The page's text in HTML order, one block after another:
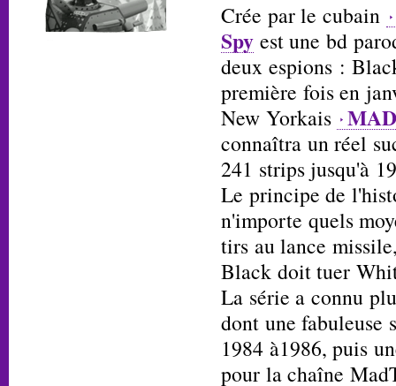
Crée par le cubain
Spy est une bd
deux espions :
première fois en
New Yorkais
connaîtra un réel
241 strips jusqu'à
Le principe de
n'importe quels
tirs au lance
Black doit tuer
La série a connu
dont une fabuleuse
1984 à1986, puis
pour la chaîne